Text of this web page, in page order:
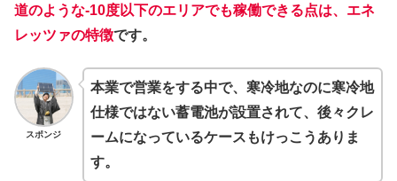
道のような-10度以下のエリアでも稼働できる点は、エネ
レッツァの特徴です。
スポンジ
本業で営業をする中で、寒冷地なのに寒冷地
仕様ではない蓄電池が設置されて、後々クレ
ームになっているケースもけっこうありま
す。